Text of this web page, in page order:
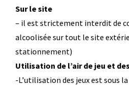
Sur le site
– il est strictement interdit de
alcoolisée sur tout le site
stationnement)
Utilisation de l’air de jeu et
-L’utilisation des jeux est sous